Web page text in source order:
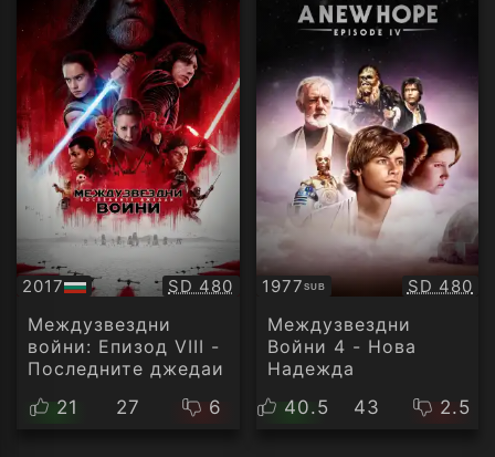
2017
БГ
аудио
Качество:
SD 480
Междузвездни
войни: Епизод VIII -
Последните джедаи
21
27 6
1977SUB
Субтитри SD 480
Междузвездни
Войни 4 - Нова
Надежда
40.5
43 2.5